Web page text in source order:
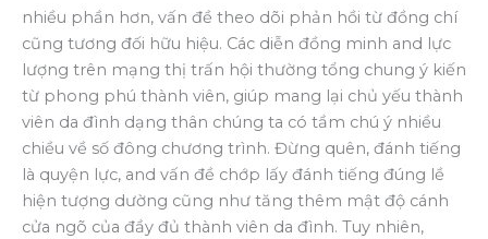
nhiều phần hơn, vấn đề theo dõi phản hồi từ đồng chí
cũng tương đối hữu hiệu. Các diễn đồng minh and lực
lượng trên mạng thị trấn hội thường tổng chung ý kiến
từ phong phú thành viên, giúp mang lại chủ yếu thành
viên da đình dạng thân chúng ta có tầm chú ý nhiều
chiều về số đông chương trình. Đừng quên, đánh tiếng
là quyện lực, and vấn đề chớp lấy đánh tiếng đúng lề
hiện tượng dường cũng như tăng thêm mật độ cánh
cửa ngõ của đầy đủ thành viên da đình. Tuy nhiên,